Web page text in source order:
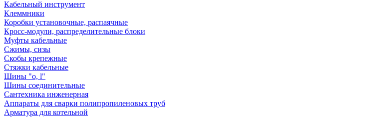
Кабельный инструмент
Клеммники
Коробки установочные, распаячные
Кросс-модули, распределительные блоки
Муфты кабельные
Сжимы, сизы
Скобы крепежные
Стяжки кабельные
Шины "o, l"
Шины соединительные
Сантехника инженерная
Аппараты для сварки полипропиленовых труб
Арматура для котельной